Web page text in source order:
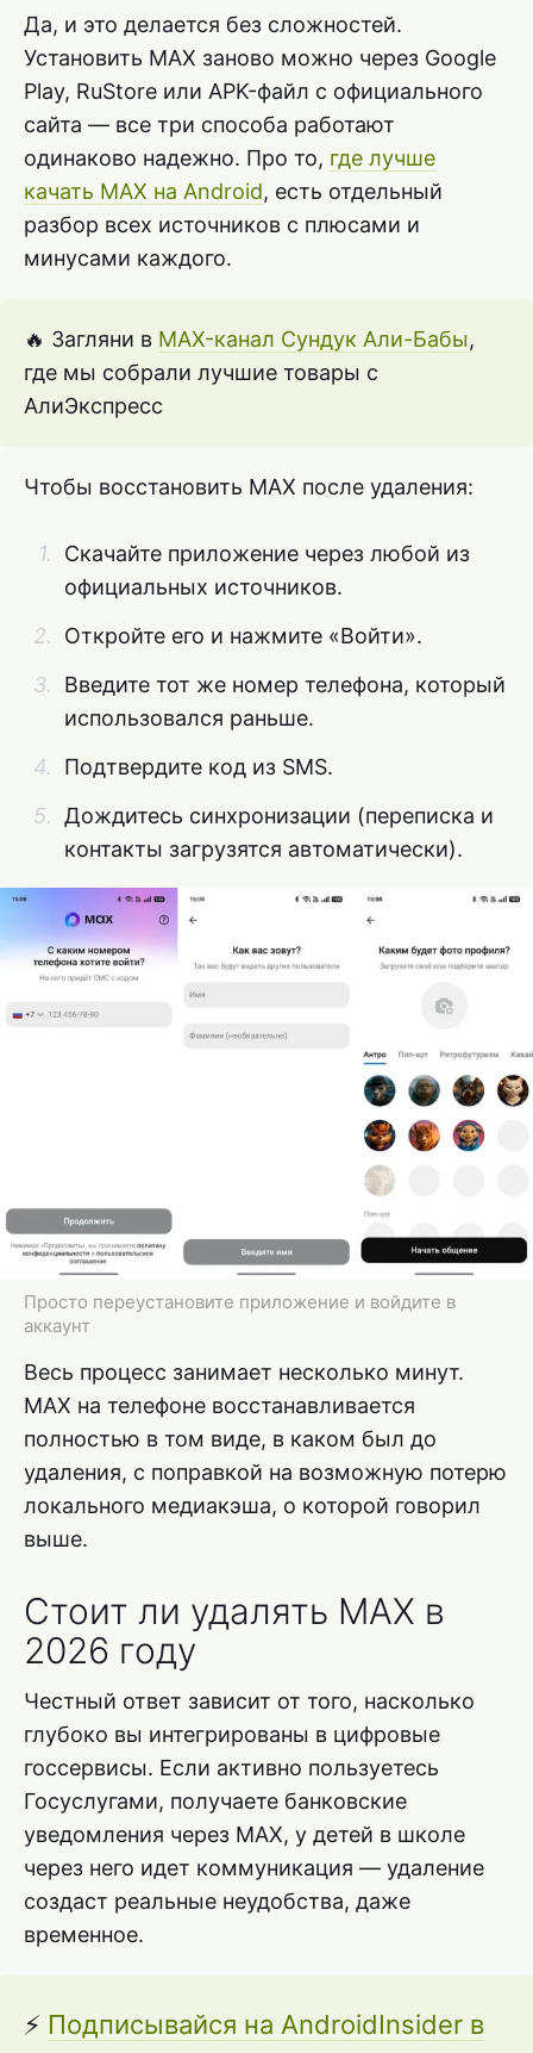
Да, и это делается без сложностей.
Установить MAX заново можно через Google
Play, RuStore или APK-файл с официального
сайта — все три способа работают
одинаково надежно. Про то, где лучше
качать MAX на Android, есть отдельный
разбор всех источников с плюсами и
минусами каждого.
🔥 Загляни в MAX-канал Сундук Али-Бабы,
где мы собрали лучшие товары с
АлиЭкспресс
Чтобы восстановить MAX после удаления:
Скачайте приложение через любой из
официальных источников.
Откройте его и нажмите «Войти».
Введите тот же номер телефона, который
использовался раньше.
Подтвердите код из SMS.
Дождитесь синхронизации (переписка и
контакты загрузятся автоматически).
Просто переустановите приложение и войдите в
аккаунт
Весь процесс занимает несколько минут.
MAX на телефоне восстанавливается
полностью в том виде, в каком был до
удаления, с поправкой на возможную потерю
локального медиакэша, о которой говорил
выше.
Стоит ли удалять MAX в
2026 году
Честный ответ зависит от того, насколько
глубоко вы интегрированы в цифровые
госсервисы. Если активно пользуетесь
Госуслугами, получаете банковские
уведомления через MAX, у детей в школе
через него идет коммуникация — удаление
создаст реальные неудобства, даже
временное.
⚡ Подписывайся на AndroidInsider в